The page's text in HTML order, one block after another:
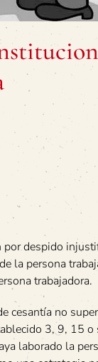
despido
la persona
trabajadora.
cesantía no
3, 9, 15
laborado la